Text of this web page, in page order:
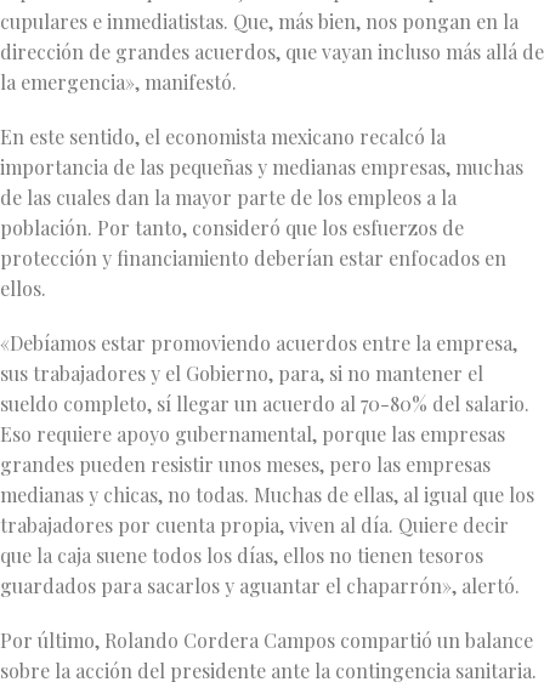
cupulares e inmediatistas. Que, más bien, nos pongan en la
dirección de grandes acuerdos, que vayan incluso más allá de
la emergencia», manifestó.
En este sentido, el economista mexicano recalcó la
importancia de las pequeñas y medianas empresas, muchas
de las cuales dan la mayor parte de los empleos a la
población. Por tanto, consideró que los esfuerzos de
protección y financiamiento deberían estar enfocados en
ellos.
«Debíamos estar promoviendo acuerdos entre la empresa,
sus trabajadores y el Gobierno, para, si no mantener el
sueldo completo, sí llegar un acuerdo al 70-80% del salario.
Eso requiere apoyo gubernamental, porque las empresas
grandes pueden resistir unos meses, pero las empresas
medianas y chicas, no todas. Muchas de ellas, al igual que los
trabajadores por cuenta propia, viven al día. Quiere decir
que la caja suene todos los días, ellos no tienen tesoros
guardados para sacarlos y aguantar el chaparrón», alertó.
Por último, Rolando Cordera Campos compartió un balance
sobre la acción del presidente ante la contingencia sanitaria.